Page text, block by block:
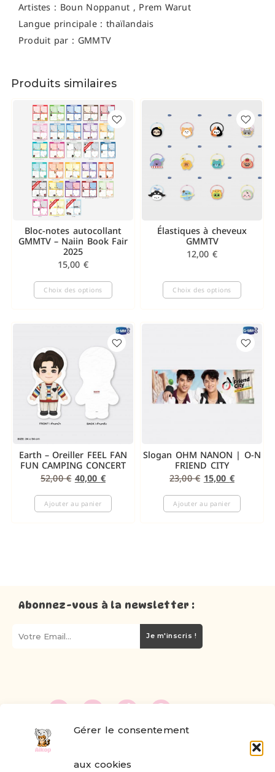
Gérer le consentement
aux cookies
Artistes : Boun Noppanut , Prem Warut
Langue principale : thaïlandais
Produit par : GMMTV
Produits similaires
Bloc-notes autocollant
GMMTV – Naiin Book Fair
2025
15,00 €
Choix des options
Élastiques à cheveux
GMMTV
12,00 €
Choix des options
Earth – Oreiller FEEL FAN
FUN CAMPING CONCERT
52,00€ 40,00 €
Ajouter au panier
Slogan OHM NANON | O-N
FRIEND CITY
23,00€ 15,00 €
Ajouter au panier
Abonnez-vous à la newsletter :
Je m'inscris !